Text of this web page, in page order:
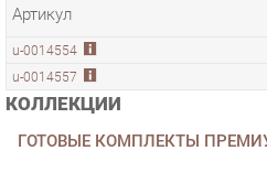
u-0014557
КОЛЛЕКЦИИ
ГОТОВЫЕ КОМПЛЕКТЫ ПРЕМИУМ
ОПИСАНИЕ